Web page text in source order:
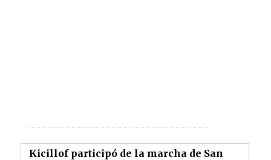
Kicillof participó de la marcha de San